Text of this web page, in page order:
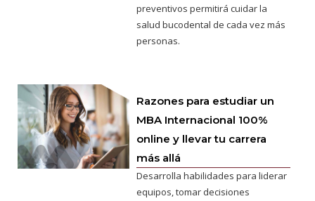
preventivos permitirá cuidar la
salud bucodental de cada vez más
personas.
Razones para estudiar un
MBA Internacional 100%
online y llevar tu carrera
más allá
Desarrolla habilidades para liderar
equipos, tomar decisiones